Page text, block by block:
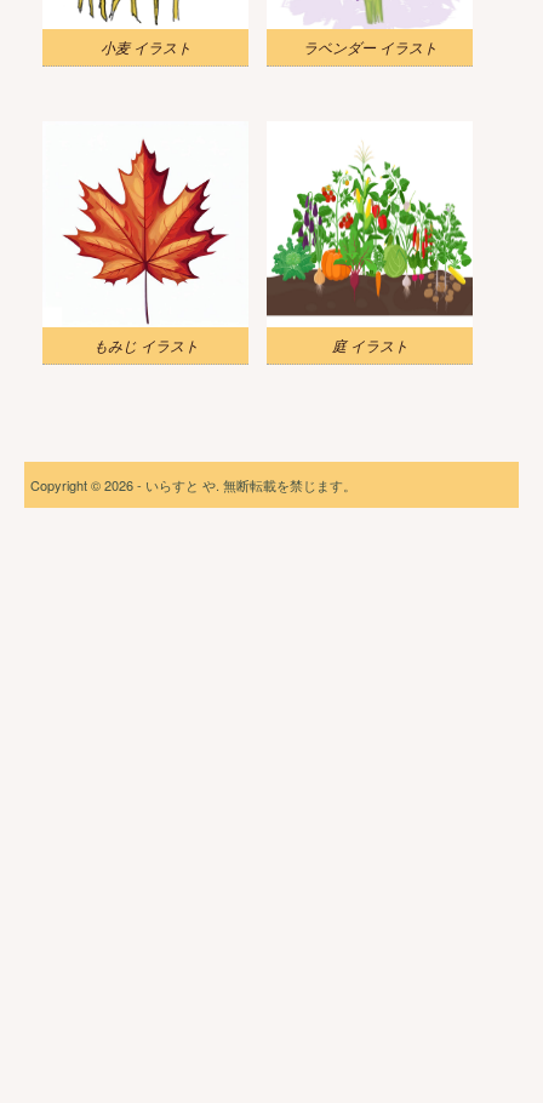
小麦 イラスト ラベンダー イラスト
もみじ イラスト 庭 イラスト
Copyright © 2026 - いらすと や. 無断転載を禁じます。